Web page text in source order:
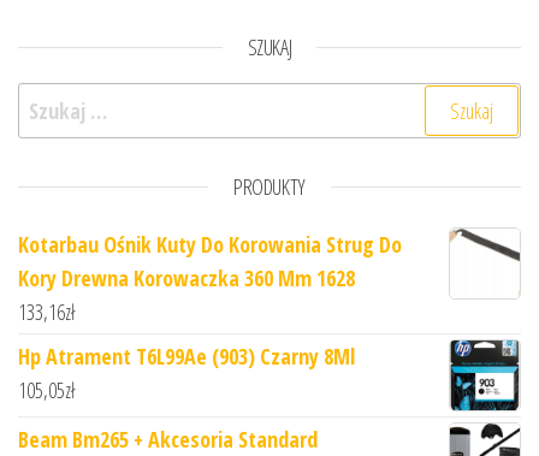
SZUKAJ
Szukaj:
PRODUKTY
Kotarbau Ośnik Kuty Do Korowania Strug Do
Kory Drewna Korowaczka 360 Mm 1628
133,16zł
Hp Atrament T6L99Ae (903) Czarny 8Ml
105,05zł
Beam Bm265 + Akcesoria Standard